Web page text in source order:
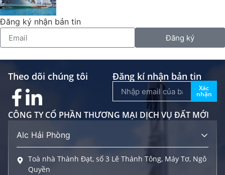
Đăng ký nhận bản tin
Đăng ký
Theo dõi chúng tôi Đăng kí nhận bản tin
Xác
nhận
CÔNG TY CỔ PHẦN THƯƠNG MẠI DỊCH VỤ ĐẤT MỚI
Alc Hải Phòng
Toà nhà Thành Đạt, số 3 Lê Thánh Tông, Máy Tơ, Ngô
Quyền